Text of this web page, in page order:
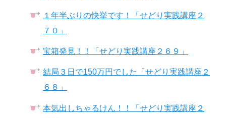
１年半ぶりの快挙です！「せどり実践講座２
７０」
宝箱発見！！「せどり実践講座２６９」
結局３日で150万円でした「せどり実践講座２
６８」
本気出しちゃるけん！！「せどり実践講座２